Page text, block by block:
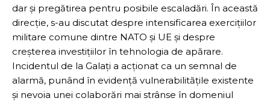
dar și pregătirea pentru posibile escaladări. În această
direcție, s-au discutat despre intensificarea exercițiilor
militare comune dintre NATO și UE și despre
creșterea investițiilor în tehnologia de apărare.
Incidentul de la Galați a acționat ca un semnal de
alarmă, punând în evidență vulnerabilitățile existente
și nevoia unei colaborări mai strânse în domeniul